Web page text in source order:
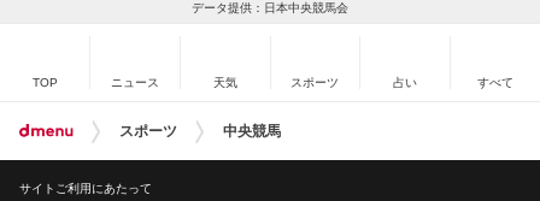
データ提供：日本中央競馬会
TOP ニュース 天気 スポーツ 占い すべて
スポーツ 中央競馬
サイトご利用にあたって